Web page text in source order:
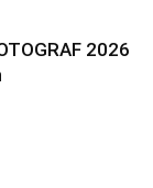
2026